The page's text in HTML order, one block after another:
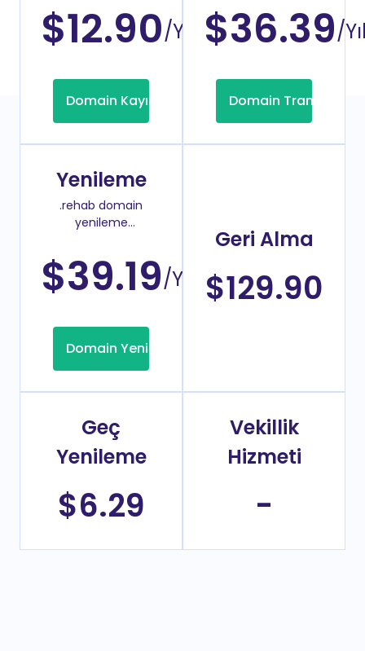
$12.90/Yıl
Domain Kayıt
$36.39/
Domain Transfer
Yenileme
.rehab domain
yenileme
$39.19/Yıl
Domain Yenileme
Geri Alma
$129.90
Geç
Yenileme
$6.29
Vekillik
Hizmeti
-